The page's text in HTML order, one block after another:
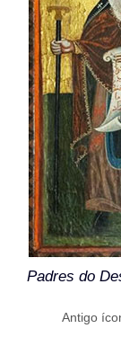
Padres do
Antigo